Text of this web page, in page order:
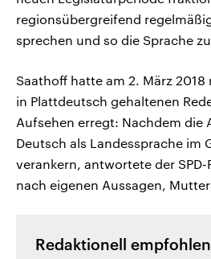
regionsübergreifend
sprechen und so die Sprache
Saathoff hatte am 2. März
in Plattdeutsch gehaltenen
Aufsehen erregt: Nachdem die
Deutsch als Landessprache im
verankern, antwortete der SPD-
nach eigenen Aussagen,
Redaktionell